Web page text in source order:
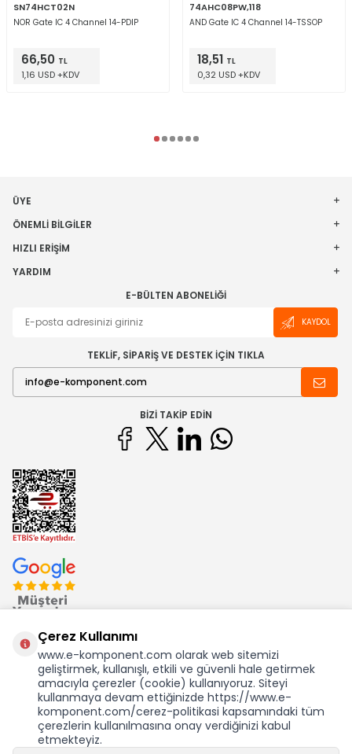
KDV Dahil Birim Fiyat
SN74HCT02N
NOR Gate IC 4 Channel 14-PDIP
66,50 TL
1,16 USD +KDV
74AHC08PW,118
AND Gate IC 4 Channel 14-TSSOP
18,51 TL
0,32 USD +KDV
ÜYE
ÖNEMLI BILGILER
HIZLI ERIŞIM
YARDIM
E-BÜLTEN ABONELIĞI
KAYDOL
TEKLİF, SİPARİŞ VE DESTEK İÇİN TIKLA
BIZI TAKIP EDIN
Ekom Elk. Elektronik San. ve Tic. A.Ş.'nin Tescilli Bir Markasıdır
Çerez Kullanımı
www.e-komponent.com olarak web sitemizi
geliştirmek, kullanışlı, etkili ve güvenli hale getirmek
amacıyla çerezler (cookie) kullanıyoruz. Siteyi
kullanmaya devam ettiğinizde https://www.e-
komponent.com/cerez-politikasi kapsamındaki tüm
çerezlerin kullanılmasına onay verdiğinizi kabul
etmekteyiz.